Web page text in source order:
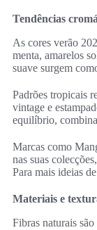
Tendências
As cores verão
menta, amarelos
suave surgem
Padrões tropicais
vintage e
equilíbrio,
Marcas como
nas suas
Para mais ideias
Materiais e
Fibras naturais